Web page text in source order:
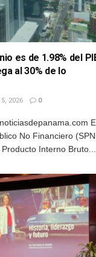
es de 1.98% del
al 30% de lo
2026 0
No Financiero
Interno Bruto...